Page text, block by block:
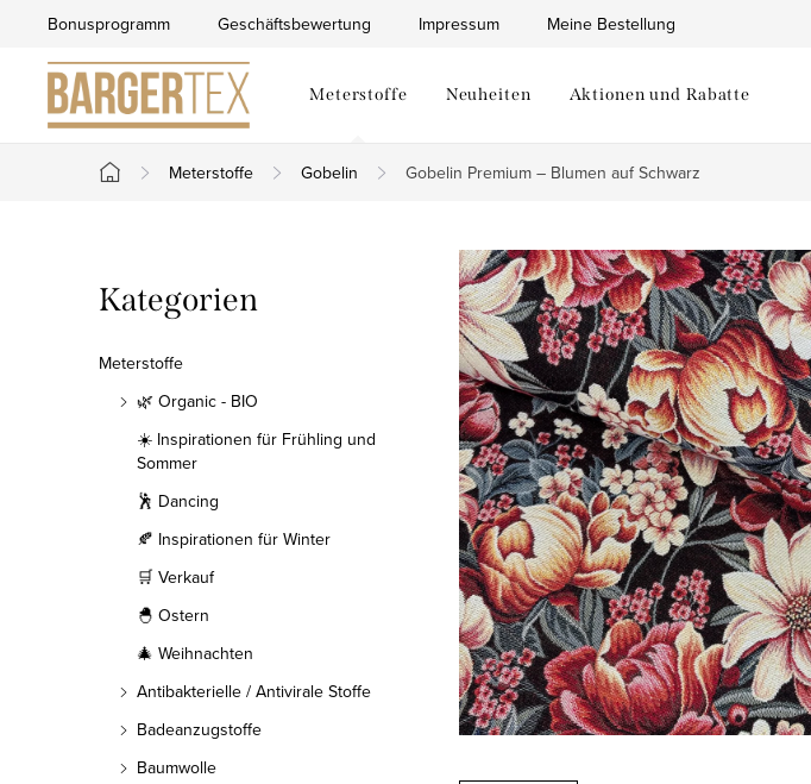
springen
Bonusprogramm Geschäftsbewertung Impressum Meine Bestellung
Meterstoffe Neuheiten Aktionen und Rabatte
Startseite
Meterstoffe Gobelin Gobelin Premium – Blumen auf Schwarz
e
i
Kategorien
überspringen
Kategorien
Meterstoffe
🌿 Organic - BIO
☀️ Inspirationen für Frühling und
Sommer
🕺 Dancing
🍂 Inspirationen für Winter
🛒 Verkauf
🐣 Ostern
🎄 Weihnachten
Antibakterielle / Antivirale Stoffe
Badeanzugstoffe
Baumwolle